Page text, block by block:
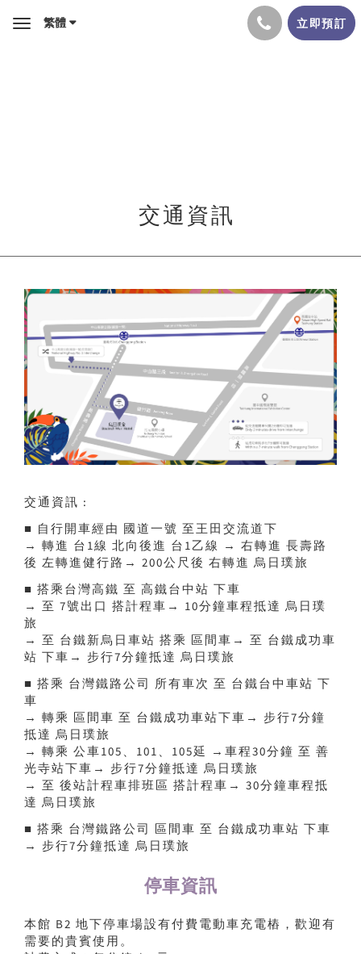
Toggle繁體 立即預訂
交通資訊
交通資訊 :
■ 自行開車經由 國道一號 至王田交流道下
→ 轉進 台1線 北向後進 台1乙線 → 右轉進 長壽路
後 左轉進健行路→ 200公尺後 右轉進 烏日璞旅
■ 搭乘台灣高鐵 至 高鐵台中站 下車
→ 至 7號出口 搭計程車→ 10分鐘車程抵達 烏日璞
旅
→ 至 台鐵新烏日車站 搭乘 區間車→ 至 台鐵成功車
站 下車→ 步行7分鐘抵達 烏日璞旅
■ 搭乘 台灣鐵路公司 所有車次 至 台鐵台中車站 下
車
→ 轉乘 區間車 至 台鐵成功車站下車→ 步行7分鐘
抵達 烏日璞旅
→ 轉乘 公車105、101、105延 →車程30分鐘 至 善
光寺站下車→ 步行7分鐘抵達 烏日璞旅
→ 至 後站計程車排班區 搭計程車→ 30分鐘車程抵
達 烏日璞旅
■ 搭乘 台灣鐵路公司 區間車 至 台鐵成功車站 下車
→ 步行7分鐘抵達 烏日璞旅
停車資訊
本館 B2 地下停車場設有付費電動車充電樁，歡迎有
需要的貴賓使用。